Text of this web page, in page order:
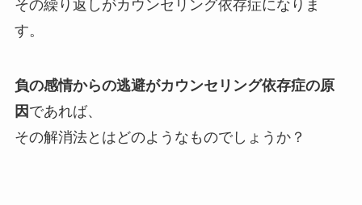
その繰り返しがカウンセリング依存症になりま
す。
負の感情からの逃避がカウンセリング依存症の原
因 であれば、
その解消法とはどのようなものでしょうか？